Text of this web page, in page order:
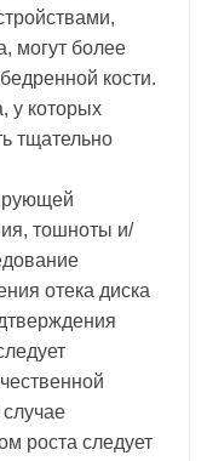
могут более
кости.
у которых
тщательно
тошноты и/
отека диска
роста следует